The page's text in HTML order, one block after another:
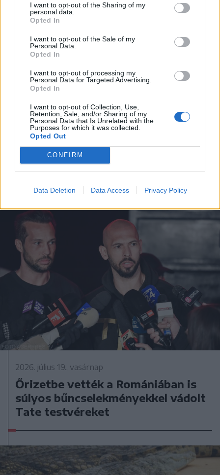
I want to opt-out of the Sharing of my
personal data.
Opted In
I want to opt-out of the Sale of my
Personal Data.
Opted In
I want to opt-out of processing my
Personal Data for Targeted Advertising.
Opted In
I want to opt-out of Collection, Use,
Retention, Sale, and/or Sharing of my
Personal Data that Is Unrelated with the
Purposes for which it was collected.
Opted Out
CONFIRM
Data Deletion Data Access Privacy Policy
2026. július 28., kedd
Szentségtörő üzenetek és
vandalizmus a medjugorjei Mária-
szobornál – térfigyelő rögzítette a
gyújtogatást
2026. július 19., vasárnap
Őrizetbe vették a Romániában is
súlyos bűncselekményekkel vádolt
Tate testvéreket